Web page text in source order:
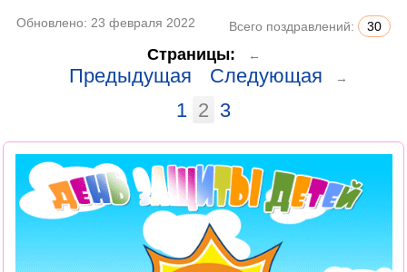
Обновлено: 23 февраля 2022 Всего поздравлений: 30
Страницы: ←
Предыдущая Следующая →
1 2 3